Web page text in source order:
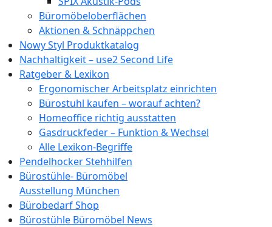
Büromöbeloberflächen
Aktionen & Schnäppchen
Nowy Styl Produktkatalog
Nachhaltigkeit – use2 Second Life
Ratgeber & Lexikon
Ergonomischer Arbeitsplatz einrichten
Bürostuhl kaufen – worauf achten?
Homeoffice richtig ausstatten
Gasdruckfeder – Funktion & Wechsel
Alle Lexikon-Begriffe
Pendelhocker Stehhilfen
Bürostühle- Büromöbel
Ausstellung München
Bürobedarf Shop
Bürostühle Büromöbel News